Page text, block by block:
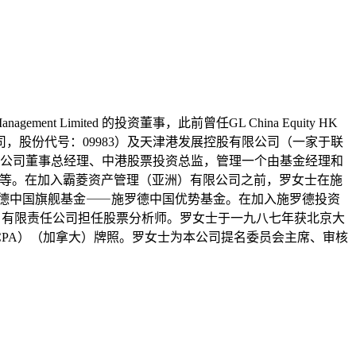
Limited 的投资董事，此前曾任GL China Equity HK
，股份代号：09983）及天津港发展控股有限公司（一家于联
司董事总经理、中港股票投资总监，管理一个由基金经理和
。在加入霸菱资产管理（亚洲）有限公司之前，罗女士在施
中国旗舰基金⸺施罗德中国优势基金。在加入施罗德投资
限责任公司担任股票分析师。罗女士于一九八七年获北京大
）（加拿大）牌照。罗女士为本公司提名委员会主席、审核